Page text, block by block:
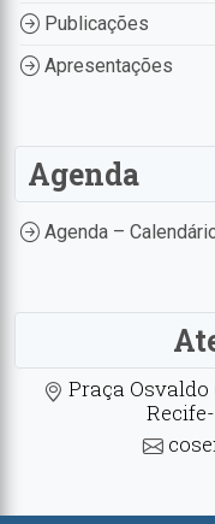
Publicações
Apresentações
Agenda
Agenda –
Praça